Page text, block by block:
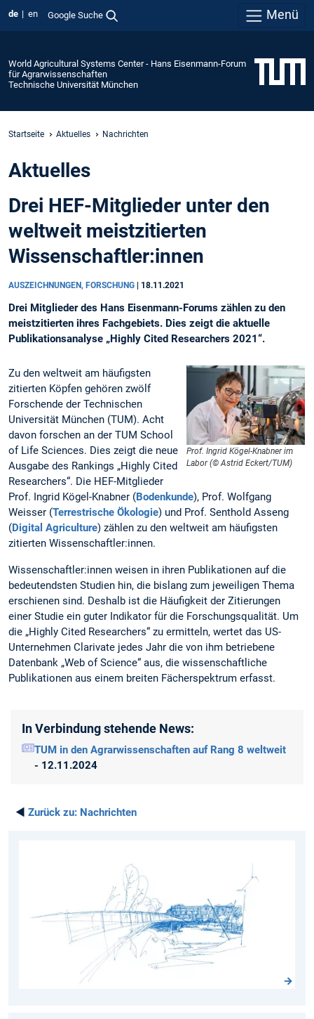
de en Google Suche Menü
World Agricultural Systems Center - Hans Eisenmann-Forum
für Agrarwissenschaften
Technische Universität München
Startseite Aktuelles Nachrichten
Aktuelles
Drei HEF-Mitglieder unter den
weltweit meistzitierten
Wissenschaftler:innen
AUSZEICHNUNGEN, FORSCHUNG 18.11.2021
Drei Mitglieder des Hans Eisenmann-Forums zählen zu den
meistzitierten ihres Fachgebiets. Dies zeigt die aktuelle
Publikationsanalyse „Highly Cited Researchers 2021“.
Prof. Ingrid Kögel-Knabner im
Labor (© Astrid Eckert/TUM)
Zu den weltweit am häufigsten
zitierten Köpfen gehören zwölf
Forschende der Technischen
Universität München (TUM). Acht
davon forschen an der TUM School
of Life Sciences. Dies zeigt die neue
Ausgabe des Rankings „Highly Cited
Researchers“. Die HEF-Mitglieder
Prof. Ingrid Kögel-Knabner (Bodenkunde), Prof. Wolfgang
Weisser (Terrestrische Ökologie) und Prof. Senthold Asseng
(Digital Agriculture) zählen zu den weltweit am häufigsten
zitierten Wissenschaftler:innen.
Wissenschaftler:innen weisen in ihren Publikationen auf die
bedeutendsten Studien hin, die bislang zum jeweiligen Thema
erschienen sind. Deshalb ist die Häufigkeit der Zitierungen
einer Studie ein guter Indikator für die Forschungsqualität. Um
die „Highly Cited Researchers“ zu ermitteln, wertet das US-
Unternehmen Clarivate jedes Jahr die von ihm betriebene
Datenbank „Web of Science“ aus, die wissenschaftliche
Publikationen aus einem breiten Fächerspektrum erfasst.
In Verbindung stehende News:
TUM in den Agrarwissenschaften auf Rang 8 weltweit
- 12.11.2024
◄ Zurück zu: Nachrichten